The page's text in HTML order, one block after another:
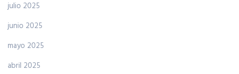
julio 2025
junio 2025
mayo 2025
abril 2025